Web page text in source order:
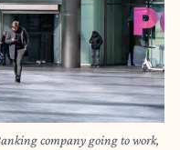
company going to work,